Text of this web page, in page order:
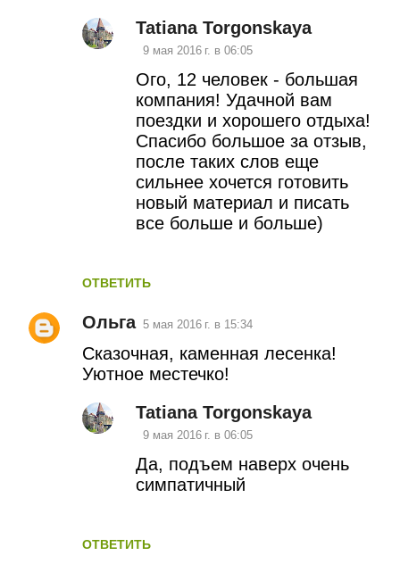
ОТВЕТИТЬ
Tatiana Torgonskaya
9 мая 2016 г. в 06:05
Ого, 12 человек - большая
компания! Удачной вам
поездки и хорошего отдыха!
Спасибо большое за отзыв,
после таких слов еще
сильнее хочется готовить
новый материал и писать
все больше и больше)
Ольга 5 мая 2016 г. в 15:34
Сказочная, каменная лесенка!
Уютное местечко!
ОТВЕТИТЬ
Tatiana Torgonskaya
9 мая 2016 г. в 06:05
Да, подъем наверх очень
симпатичный